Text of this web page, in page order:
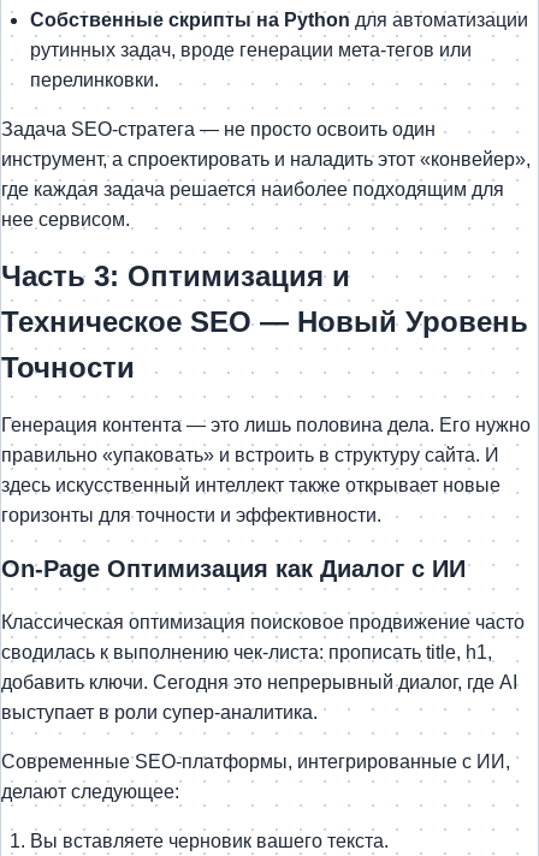
Собственные скрипты на Python для автоматизации
рутинных задач, вроде генерации мета-тегов или
перелинковки.
Задача SEO-стратега — не просто освоить один
инструмент, а спроектировать и наладить этот «конвейер»,
где каждая задача решается наиболее подходящим для
нее сервисом.
Часть 3: Оптимизация и
Техническое SEO — Новый Уровень
Точности
Генерация контента — это лишь половина дела. Его нужно
правильно «упаковать» и встроить в структуру сайта. И
здесь искусственный интеллект также открывает новые
горизонты для точности и эффективности.
On-Page Оптимизация как Диалог с ИИ
Классическая оптимизация поисковое продвижение часто
сводилась к выполнению чек-листа: прописать title, h1,
добавить ключи. Сегодня это непрерывный диалог, где AI
выступает в роли супер-аналитика.
Современные SEO-платформы, интегрированные с ИИ,
делают следующее:
Вы вставляете черновик вашего текста.